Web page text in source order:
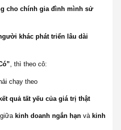
cho chính gia đình mình sử
khác phát triển lâu dài
, thì theo cô:
chạy theo
kết quả tất yếu của giá trị thật
kinh doanh ngắn hạn và kinh